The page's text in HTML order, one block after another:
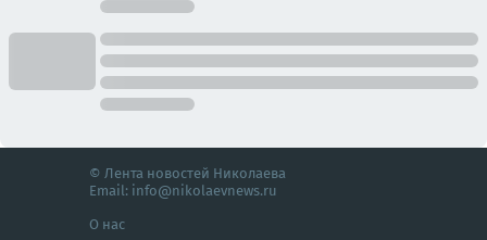
© Лента новостей Николаева
Email: info@nikolaevnews.ru
О нас